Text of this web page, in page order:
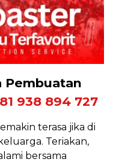
Pembuatan
938 894 727
terasa jika di
Teriakan,
bersama